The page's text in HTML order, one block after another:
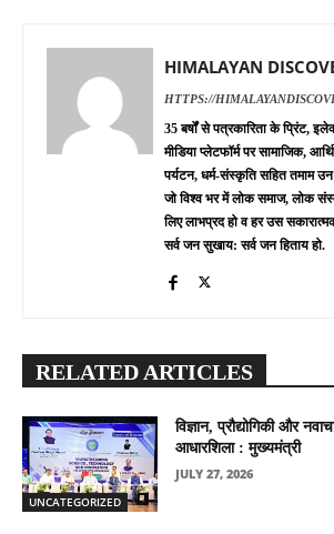
HIMALAYAN
HTTPS://
35 बर्षों से पत्रकारिता के प्रिंट,
मीडिया प्लेटफॉर्म पर सामाजिक,
पर्यटन, धर्म-संस्कृति सहित तमाम उन
जो विश्व भर में लोक समाज, लोक
लिए लाभप्रद हो व हर उस
सर्व जन सुखाय: सर्व जन हिताय हो.
RELATED ARTICLES
UNCATEGORIZED
विज्ञान, प्रौद्योगिकी और
आधारशिला : मुख्यमंत्री
JULY 27, 2026